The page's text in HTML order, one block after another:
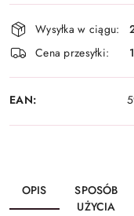
Dostępność
i
dostawa
Wysyłka w ciągu:
Cena przesyłki:
EAN:
OPIS
SPOSÓB
UŻYCIA